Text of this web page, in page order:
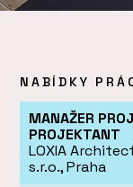
NABÍDKY
MANAŽER
PROJEKTANT
LOXIA
s.r.o., Praha